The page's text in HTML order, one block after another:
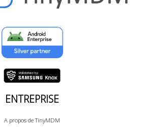
ENTREPRISE
A propos de TinyMDM